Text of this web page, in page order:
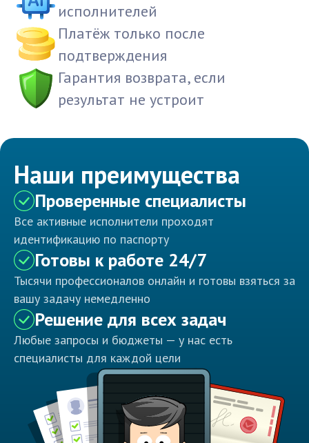
исполнителей
Платёж только после
подтверждения
Гарантия возврата, если
результат не устроит
Наши преимущества
Проверенные специалисты
Все активные исполнители проходят
идентификацию по паспорту
Готовы к работе 24/7
Тысячи профессионалов онлайн и готовы взяться за
вашу задачу немедленно
Решение для всех задач
Любые запросы и бюджеты — у нас есть
специалисты для каждой цели